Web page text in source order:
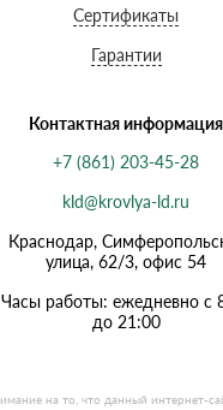
Сертификаты
Гарантии
Контактная информация
+7 (861) 203-45-28
kld@krovlya-ld.ru
Краснодар,
улица, 62/3, офис 54
Часы работы: ежедневно с
до 21:00